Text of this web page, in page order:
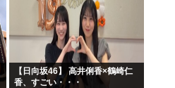
【日向坂46】 高井俐香×鶴崎仁
香、すごい・・・